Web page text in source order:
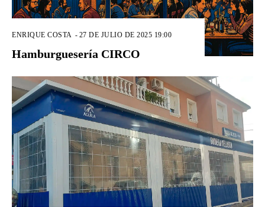
ENRIQUE COSTA - 27 DE JULIO DE 2025 19:00
Hamburguesería CIRCO